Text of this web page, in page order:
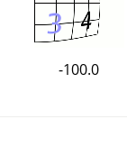
-100.0